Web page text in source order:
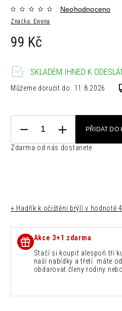
Značka: Ewena
Neohodnoceno
99 Kč
SKLADEM IHNED K
Můžeme doručit do: 11.8.2026
PŘIDAT DO
Zdarma od nás dostanete
+ Hadřík k očištěni brýlív hodnotě
Akce 3+1 zdarma
Stačí si koupit alespoň tři
naší nabídky a třetí máte
obdarovat členy rodiny